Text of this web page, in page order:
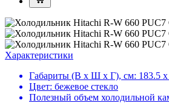
Характеристики
Габариты (В х Ш х Г), см: 183.5
Цвет: бежевое стекло
Полезный объем холодильной